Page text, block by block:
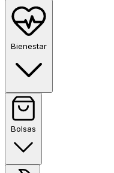
Bienestar
Bolsas